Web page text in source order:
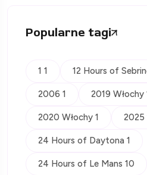
Popularne tagi
1 1 12 Hours of
2006 1 2019 Włochy
2020 Włochy 1 2025
24 Hours of Daytona 1
24 Hours of Le Mans 10